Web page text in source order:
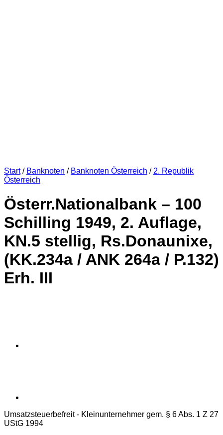
Start / Banknoten / Banknoten Österreich / 2. Republik
Österreich
Österr.Nationalbank – 100
Schilling 1949, 2. Auflage,
KN.5 stellig, Rs.Donaunixe,
(KK.234a / ANK 264a / P.132)
Erh. III
Umsatzsteuerbefreit - Kleinunternehmer gem. § 6 Abs. 1 Z 27
UStG 1994